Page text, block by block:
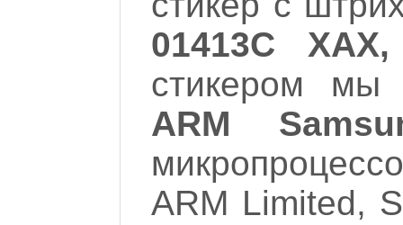
01413C
стикером мы
ARM
ARM Limited,